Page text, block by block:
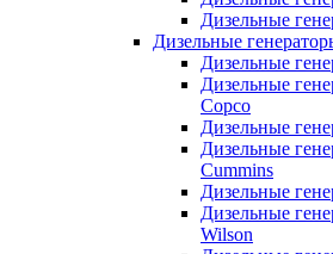
Дизельные
Дизельные
Дизельные
Дизельные
Copco
Дизельные
Дизельные
Cummins
Дизельные
Дизельные
Wilson